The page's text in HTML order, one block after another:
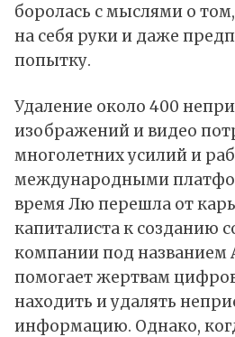
боролась с мыслями о
на себя руки и даже
попытку.
Удаление около 400
изображений и видео
многолетних усилий и
международными
время Лю перешла от
капиталиста к созданию
компании под названием
помогает жертвам
находить и удалять
информацию. Однако,